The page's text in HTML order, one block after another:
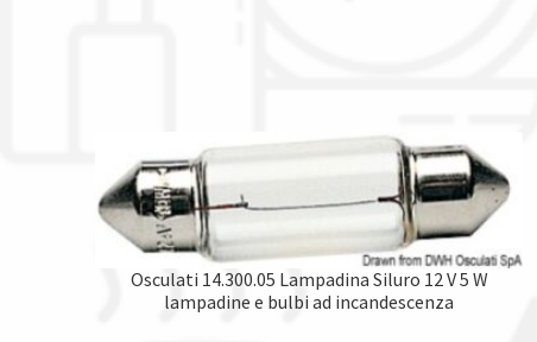
Osculati 14.300.05 Lampadina Siluro 12 V 5 W
lampadine e bulbi ad incandescenza